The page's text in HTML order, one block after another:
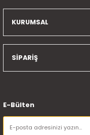
KURUMSAL
SİPARİŞ
E-Bülten